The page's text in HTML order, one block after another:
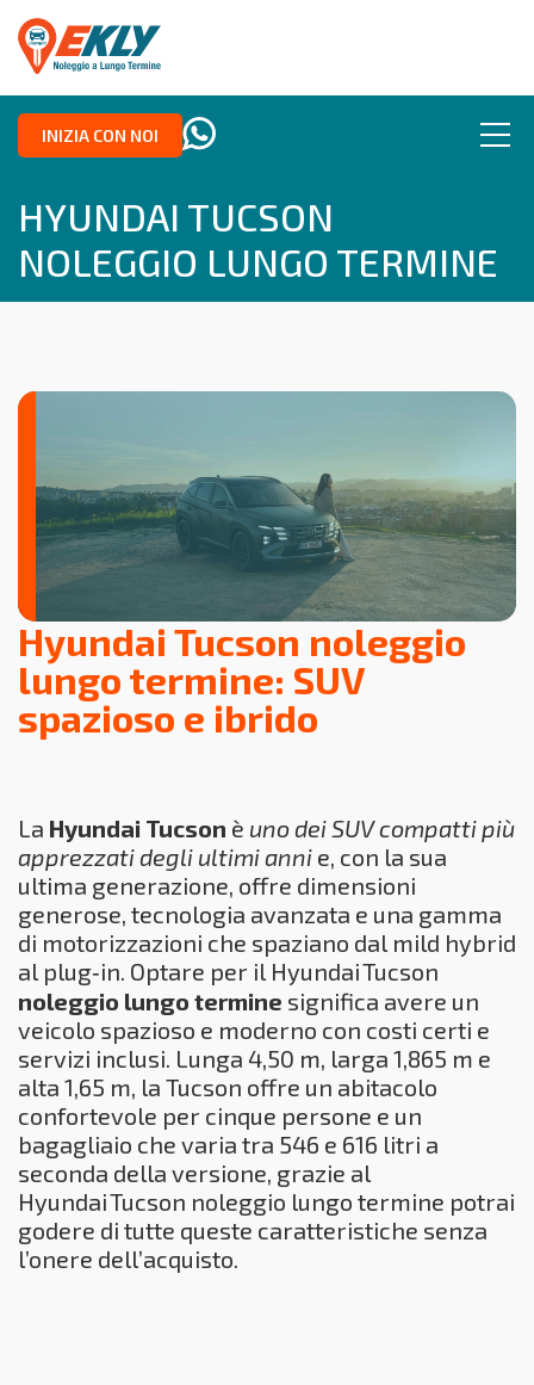
INIZIA CON NOI
HYUNDAI TUCSON
NOLEGGIO LUNGO TERMINE
Hyundai Tucson noleggio
lungo termine: SUV
spazioso e ibrido
La Hyundai Tucson è uno dei SUV compatti più
apprezzati degli ultimi anni e, con la sua
ultima generazione, offre dimensioni
generose, tecnologia avanzata e una gamma
di motorizzazioni che spaziano dal mild hybrid
al plug‑in. Optare per il Hyundai Tucson
noleggio lungo termine significa avere un
veicolo spazioso e moderno con costi certi e
servizi inclusi. Lunga 4,50 m, larga 1,865 m e
alta 1,65 m, la Tucson offre un abitacolo
confortevole per cinque persone e un
bagagliaio che varia tra 546 e 616 litri a
seconda della versione, grazie al
Hyundai Tucson noleggio lungo termine potrai
godere di tutte queste caratteristiche senza
l’onere dell’acquisto.